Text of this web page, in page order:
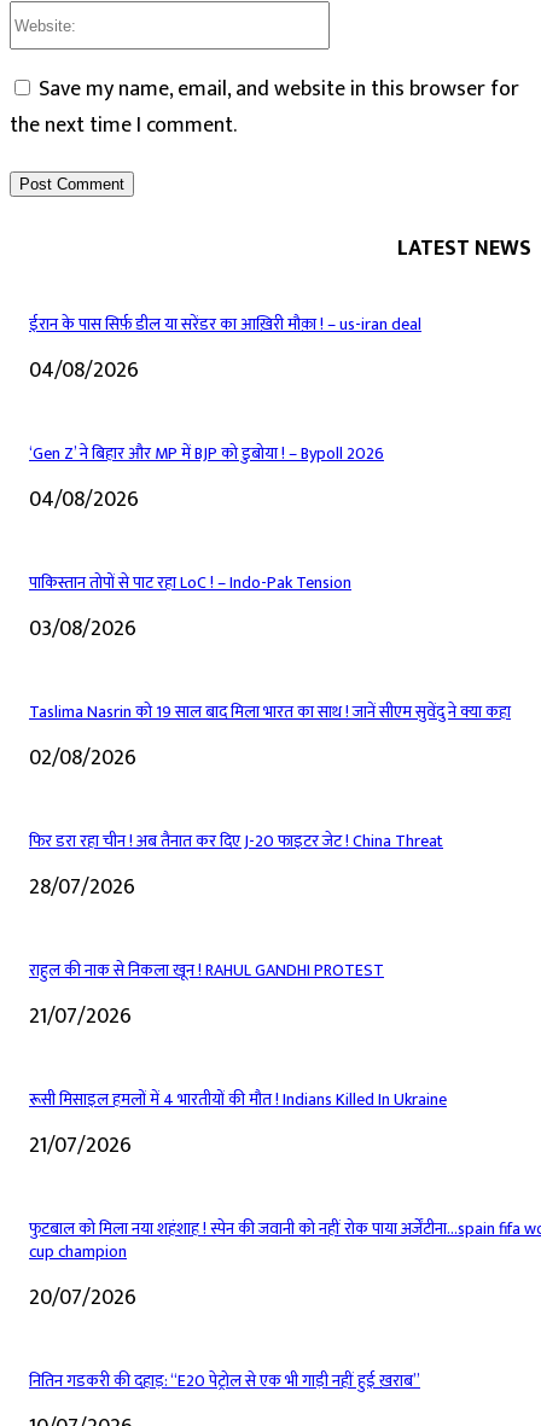
Save my name, email, and website in this browser for
the next time I comment.
LATEST NEWS
ईरान के पास सिर्फ़ डील या सरेंडर का आख़िरी मौक़ा ! – us-iran deal
04/08/2026
‘Gen Z’ ने बिहार और MP में BJP को डुबोया ! – Bypoll 2026
04/08/2026
पाकिस्तान तोपों से पाट रहा LoC ! – Indo-Pak Tension
03/08/2026
Taslima Nasrin को 19 साल बाद मिला भारत का साथ ! जानें सीएम सुवेंदु ने क्या कहा
02/08/2026
फिर डरा रहा चीन ! अब तैनात कर दिए J-20 फाइटर जेट ! China Threat
28/07/2026
राहुल की नाक से निकला खून ! RAHUL GANDHI PROTEST
21/07/2026
रूसी मिसाइल हमलों में 4 भारतीयों की मौत ! Indians Killed In Ukraine
21/07/2026
फुटबाल को मिला नया शहंशाह ! स्पेन की जवानी को नहीं रोक पाया अर्जेंटीना…spain fifa
cup champion
20/07/2026
नितिन गडकरी की दहाड़: “E20 पेट्रोल से एक भी गाड़ी नहीं हुई ख़राब”